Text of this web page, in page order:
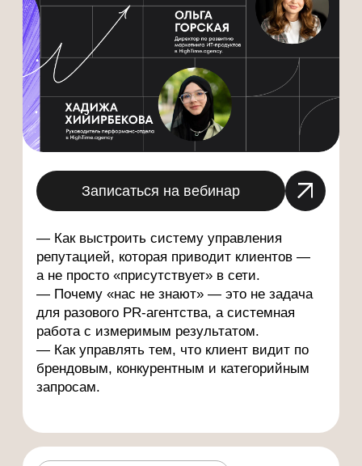
ответы на вопросы
За 12 месяцев передадим
продвижении ИТ-продуктов в самых
главных каналах: от платной рекламы
(PPC) и поискового канала (SEO) для
продвижения сайта и блога до
публикаций в отраслевых СМИ, ИТ-
каталогах и лидерских позиций в ИИ-
ответах (GEO/AEO). Мы строим и
масштабируем систему привлечения
целевой аудитории в ваш продукт.
На встречах вместе с экспертами
HighTime.agency и приглашенными